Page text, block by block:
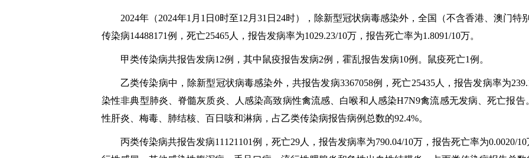
2024年（2024年1月1日0时至12月31日24时），除新型冠状病毒感染外，全国（不含香港、澳门
传染病14488171例，死亡25465人，报告发病率为1029.23/10万，报告死亡率为1.8091/10万。
甲类传染病共报告发病12例，其中鼠疫报告发病2例，霍乱报告发病10例。鼠疫死亡1例。
乙类传染病中，除新型冠状病毒感染外，共报告发病3367058例，死亡25435人，报告发病率为
染性非典型肺炎、脊髓灰质炎、人感染高致病性禽流感、白喉和人感染H7N9禽流感无发病、死亡报
性肝炎、梅毒、肺结核、百日咳和淋病，占乙类传染病报告病例总数的92.4%。
丙类传染病共报告发病11121101例，死亡29人，报告发病率为790.04/10万，报告死亡率为0.0020/